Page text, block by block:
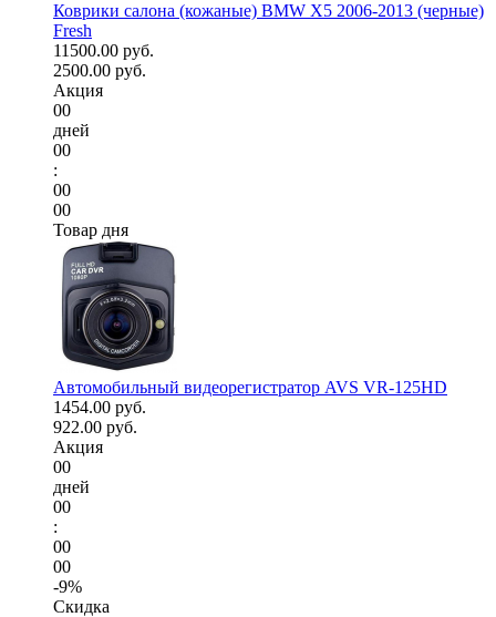
Коврики салона (кожаные) BMW X5 2006-2013 (черные)
Fresh
11500.00 руб.
2500.00 руб.
Акция
00
дней
00
:
00
00
Товар дня
Автомобильный видеорегистратор AVS VR-125HD
1454.00 руб.
922.00 руб.
Акция
00
дней
00
:
00
00
-9%
Скидка